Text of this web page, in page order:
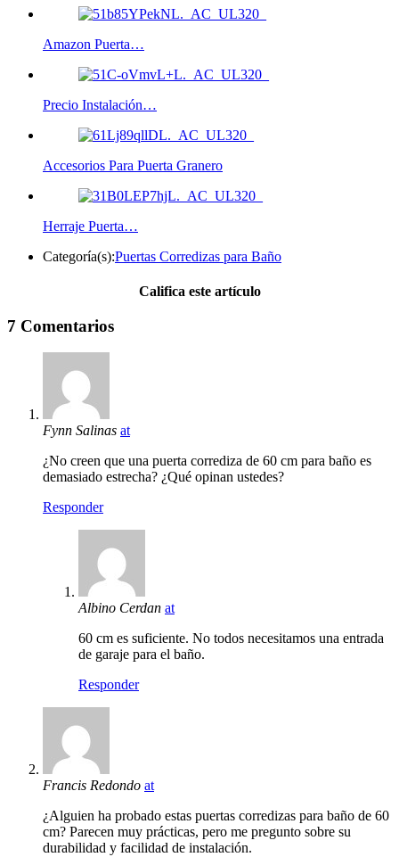
Amazon Puerta…
Precio Instalación…
Accesorios Para Puerta Granero
Herraje Puerta…
Categoría(s):Puertas Corredizas para Baño
Califica este artículo
7 Comentarios
Fynn Salinas at
¿No creen que una puerta corrediza de 60 cm para baño es
demasiado estrecha? ¿Qué opinan ustedes?
Responder
Albino Cerdan at
60 cm es suficiente. No todos necesitamos una entrada
de garaje para el baño.
Responder
Francis Redondo at
¿Alguien ha probado estas puertas corredizas para baño de 60
cm? Parecen muy prácticas, pero me pregunto sobre su
durabilidad y facilidad de instalación.